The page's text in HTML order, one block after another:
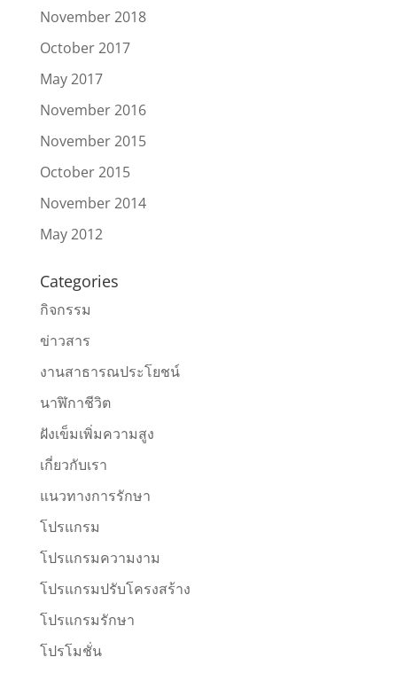
November 2018
October 2017
May 2017
November 2016
November 2015
October 2015
November 2014
May 2012
Categories
กิจกรรม
ข่าวสาร
งานสาธารณประโยชน์
นาฬิกาชีวิต
ฝังเข็มเพิ่มความสูง
เกี่ยวกับเรา
แนวทางการรักษา
โปรแกรม
โปรแกรมความงาม
โปรแกรมปรับโครงสร้าง
โปรแกรมรักษา
โปรโมชั่น